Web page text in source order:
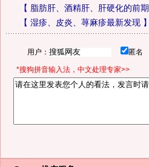
【 脂肪肝、酒精肝、肝硬化的前
【 湿疹、皮炎、荨麻疹最新发现】
用户： 匿名
*搜狗拼音输入法，中文处理专家>>